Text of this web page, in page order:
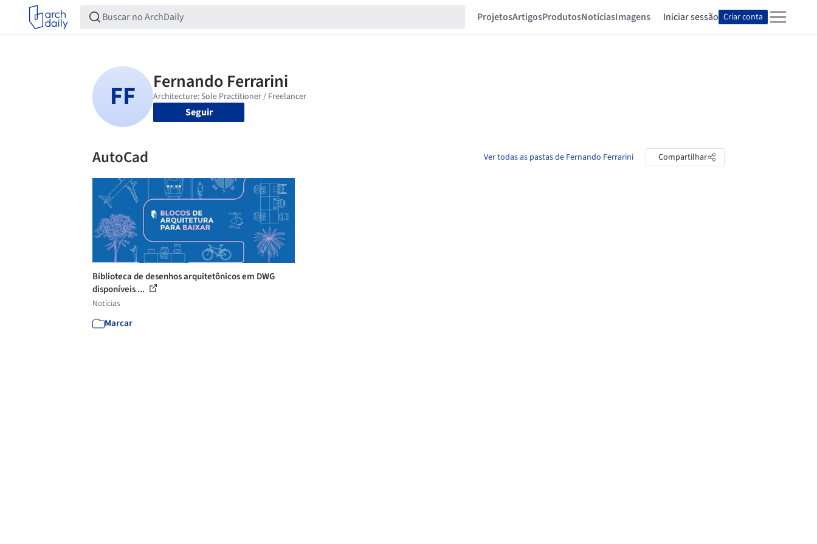
ProjetosArtigosProdutosNotíciasImagens Iniciar sessão Criar conta
Seguir
AutoCad Ver todas as pastas de Fernando Ferrarini Compartilhar
Biblioteca de desenhos arquitetônicos em DWG
disponíveis ...
Notícias
Marcar